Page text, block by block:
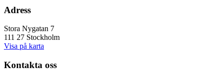
Adress
Stora Nygatan 7
111 27 Stockholm
Visa på karta
Kontakta oss